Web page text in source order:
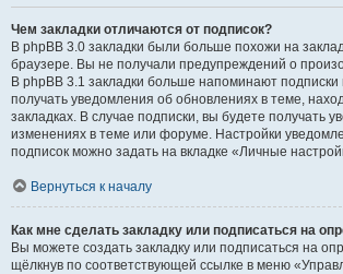
Чем закладки отличаются от подписок?
В phpBB 3.0 закладки были больше похожи на
браузере. Вы не получали предупреждений о
В phpBB 3.1 закладки больше напоминают
получать уведомления об обновлениях в теме,
закладках. В случае подписки, вы будете получать
изменениях в теме или форуме. Настройки
подписок можно задать на вкладке «Личные
Вернуться к началу
Как мне сделать закладку или подписаться на
Вы можете создать закладку или подписаться на
щёлкнув по соответствующей ссылке в меню